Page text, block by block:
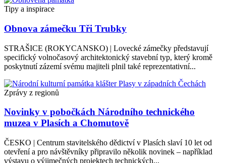
Tipy a inspirace
Obnova zámečku Tři Trubky
STRAŠICE (ROKYCANSKO) | Lovecké zámečky představují
specifický volnočasový architektonický stavební typ, který kromě
poskytnutí zázemí svému majiteli plnil také reprezentativní...
Zprávy z regionů
Novinky v pobočkách Národního technického
muzea v Plasích a Chomutově
ČESKO | Centrum stavitelského dědictví v Plasích slaví 10 let od
otevření a pro návštěvníky připravilo několik novinek – například
výstavu o výjimečných projektech technických...